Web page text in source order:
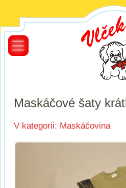
Maskáčové šaty
V kategorii: Maskáčovina